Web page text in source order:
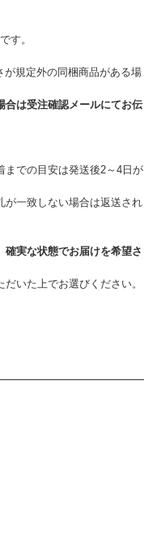
す。
規定外の同梱商品がある場
合は受注確認メールにてお伝
までの目安は発送後2～4日が
が一致しない場合は返送され
実な状態でお届けを希望さ
いた上でお選びください。